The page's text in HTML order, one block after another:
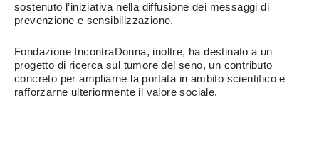
sostenuto l’iniziativa nella diffusione dei messaggi di
prevenzione e sensibilizzazione.
Fondazione IncontraDonna, inoltre, ha destinato a un
progetto di ricerca sul tumore del seno, un contributo
concreto per ampliarne la portata in ambito scientifico e
rafforzarne ulteriormente il valore sociale.